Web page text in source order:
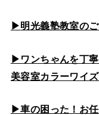
▶明光義塾教室の
▶ワンちゃんを丁
美容室カラーワイズ
▶車の困った！お任